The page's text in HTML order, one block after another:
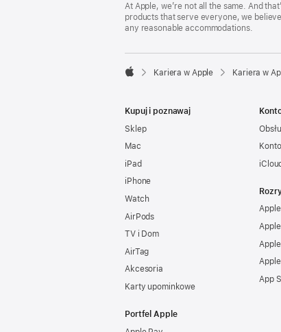
Footer
At Apple, we’re not all the same. And
products that serve everyone, we
any reasonable accommodations.

Kariera w Apple Kariera w
Kupuj i poznawaj
Sklep
Mac
iPad
iPhone
Watch
AirPods
TV i Dom
AirTag
Akcesoria
Karty upominkowe
Portfel Apple
App